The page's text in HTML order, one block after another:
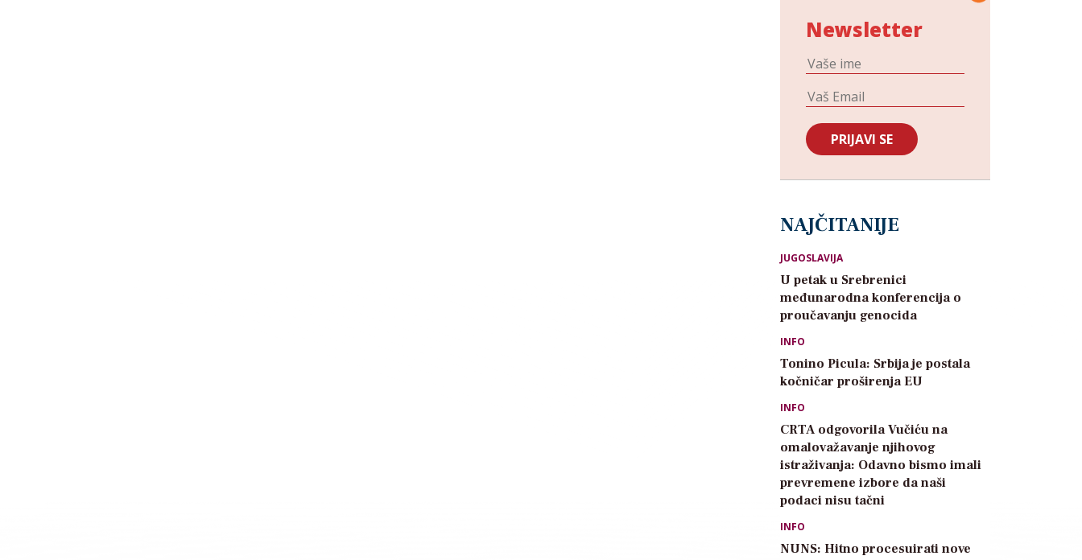
Newsletter
NAJČITANIJE
JUGOSLAVIJA
U petak u Srebrenici
međunarodna konferencija o
proučavanju genocida
INFO
Tonino Picula: Srbija je postala
kočničar proširenja EU
INFO
CRTA odgovorila Vučiću na
omalovažavanje njihovog
istraživanja: Odavno bismo imali
prevremene izbore da naši
podaci nisu tačni
INFO
NUNS: Hitno procesuirati nove